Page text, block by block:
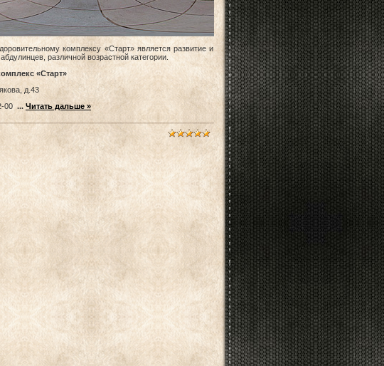
комплексу «Старт» является развитие и
различной возрастной категории.
«Старт»
д.43
00 ... Читать дальше »